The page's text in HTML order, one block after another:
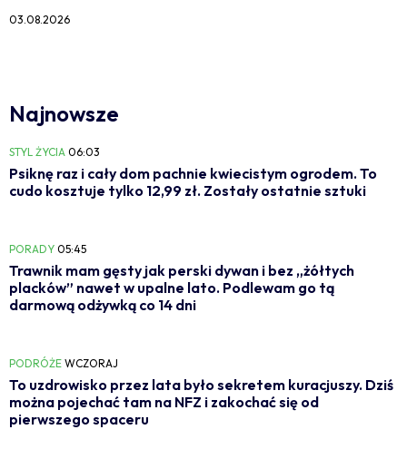
03.08.2026
Najnowsze
STYL ŻYCIA 06:03
Psiknę raz i cały dom pachnie kwiecistym ogrodem. To
cudo kosztuje tylko 12,99 zł. Zostały ostatnie sztuki
PORADY 05:45
Trawnik mam gęsty jak perski dywan i bez „żółtych
placków” nawet w upalne lato. Podlewam go tą
darmową odżywką co 14 dni
PODRÓŻE WCZORAJ
To uzdrowisko przez lata było sekretem kuracjuszy. Dziś
można pojechać tam na NFZ i zakochać się od
pierwszego spaceru